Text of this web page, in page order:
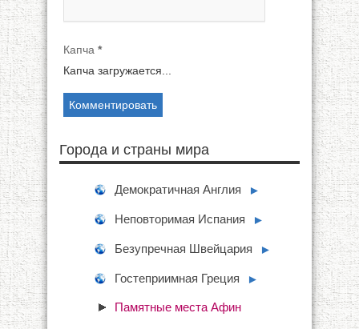
Капча *
Капча загружается...
Города и страны мира
Демократичная Англия ►
Неповторимая Испания ►
Безупречная Швейцария ►
Гостеприимная Греция ►
Памятные места Афин